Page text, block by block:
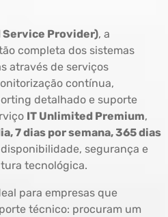
Service Provider), a
completa dos sistemas
através de serviços
contínua,
detalhado e suporte
IT Unlimited Premium,
7 dias por semana, 365 dias
segurança e
tecnológica.
para empresas que
técnico: procuram um